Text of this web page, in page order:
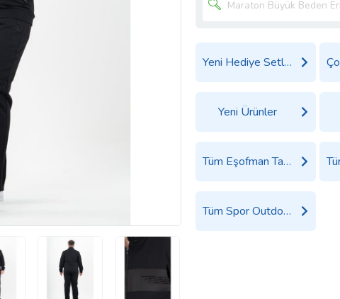
Yeni Hediye Setleri
Yeni Ürünler
Tüm Eşofman Takımı Ürünleri
Tüm Spor Outdoor Ürünleri